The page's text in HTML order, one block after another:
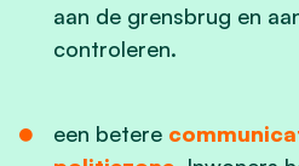
aan de grensbrug en
controleren.
een betere